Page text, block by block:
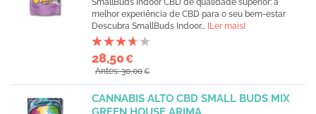
SmallBuds Indoor CBD de qualidade superior: a
melhor experiência de CBD para o seu bem-estar
Descubra SmallBuds Indoor... [Ler mais]
28,50€
Antes: 30,00€
CANNABIS ALTO CBD SMALL BUDS MIX